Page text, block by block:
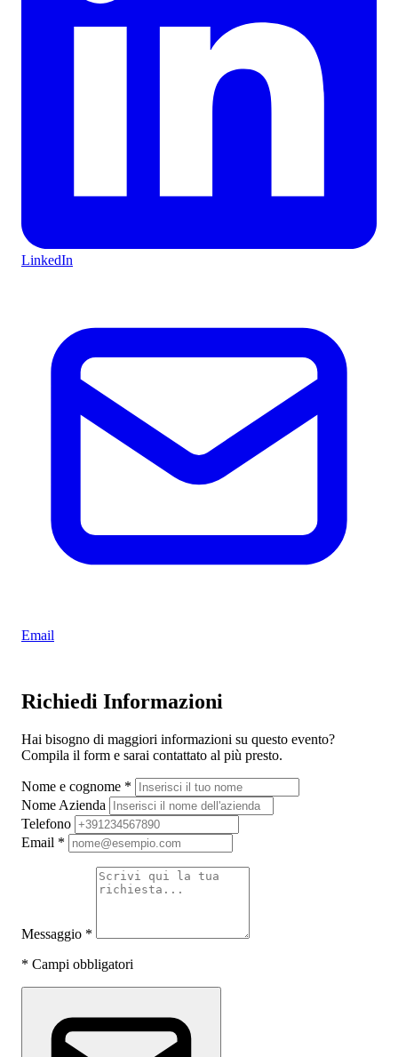
LinkedIn
Email
Richiedi Informazioni
Hai bisogno di maggiori informazioni su questo evento?
Compila il form e sarai contattato al più presto.
Nome e cognome *
Nome Azienda
Telefono
Email *
Messaggio *
* Campi obbligatori